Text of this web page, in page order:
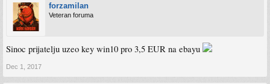
forzamilan
Veteran foruma
Sinoc prijatelju uzeo key win10 pro 3,5 EUR na ebayu
Dec 1, 2017